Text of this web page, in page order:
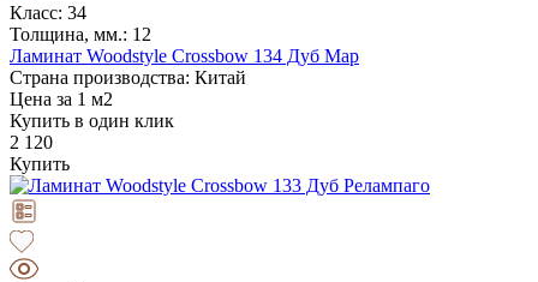
Класс: 34
Толщина, мм.: 12
Ламинат Woodstyle Crossbow 134 Дуб Мар
Страна производства: Китай
Цена за 1 м2
Купить в один клик
2 120
Купить